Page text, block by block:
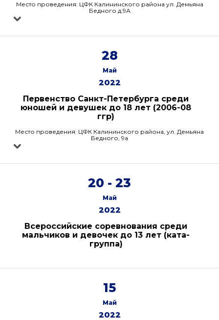
Место проведения: ЦФК Калининского района ул. Демьяна
Бедного д.9А
28
Май
2022
Первенство Санкт-Петербурга среди
юношей и девушек до 18 лет (2006-08
ггр)
Место проведения: ЦФК Калининского района, ул. Демьяна
Бедного, 9а
20 - 23
Май
2022
Всероссийские соревнования среди
мальчиков и девочек до 13 лет (ката-
группа)
15
Май
2022